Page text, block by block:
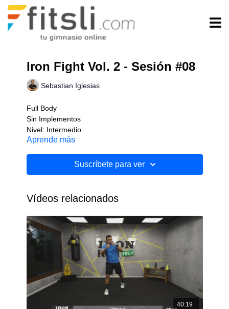
Iron Fight Vol. 2 - Sesión #08
Sebastian Iglesias
Full Body
Sin Implementos
Nivel: Intermedio
Aprende más
Suscríbete para ver
Vídeos relacionados
40:19